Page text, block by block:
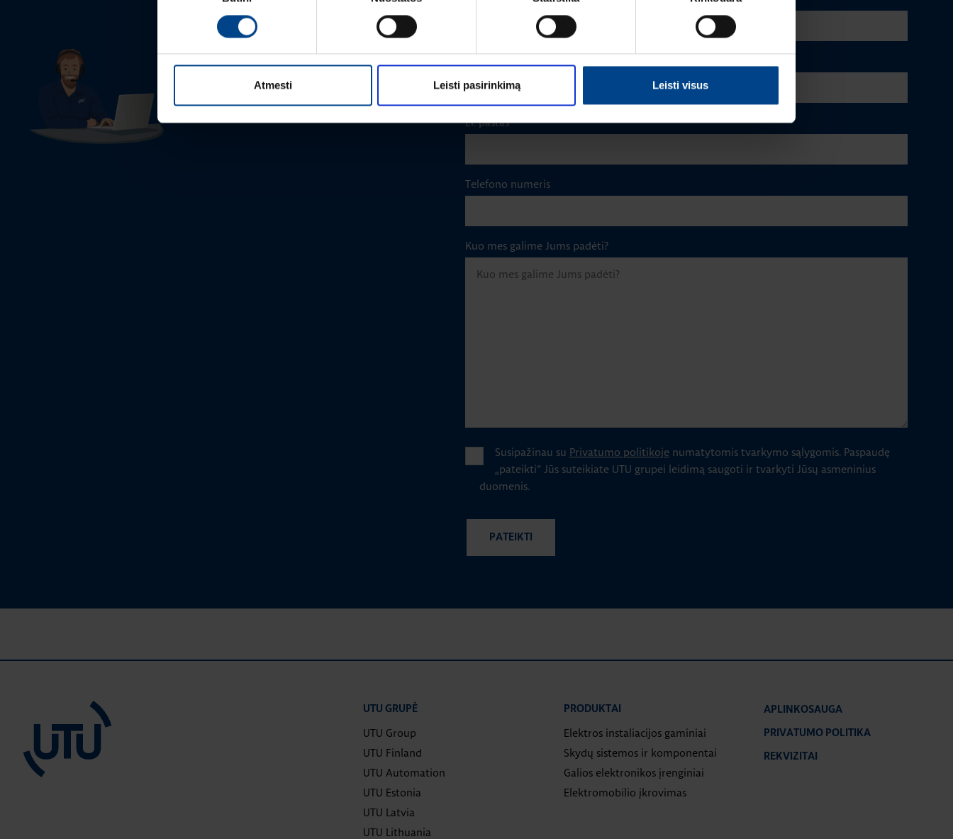
Atmesti Leisti pasirinkimą Leisti visus
BENDRA INFORMACIJA
Klientų aptarnavimas
+370 5 2742827
info.lt@utugroup.com
El. paštas*
Telefono numeris
Kuo mes galime Jums padėti?
Susipažinau su Privatumo politikoje numatytomis tvarkymo sąlygomis. Paspaudę
„pateikti" Jūs suteikiate UTU grupei leidimą saugoti ir tvarkyti Jūsų asmeninius
duomenis.
UTU GRUPĖ
UTU Group
UTU Finland
UTU Automation
UTU Estonia
UTU Latvia
UTU Lithuania
PRODUKTAI
Elektros instaliacijos gaminiai
Skydų sistemos ir komponentai
Galios elektronikos įrenginiai
Elektromobilio įkrovimas
APLINKOSAUGA
PRIVATUMO POLITIKA
REKVIZITAI